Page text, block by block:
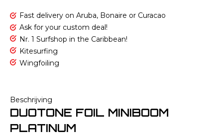
Fast delivery on Aruba, Bonaire or Curacao
Ask for your custom deal!
Nr. 1 Surfshop in the Caribbean!
Kitesurfing
Wingfoiling
Beschrijving
DUOTONE FOIL MINIBOOM
PLATINUM